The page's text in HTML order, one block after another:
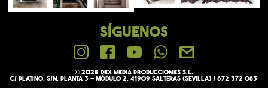
SÍGUENOS
© 2025 Dex media PRODUCCIONES S.L.
C/ Platino, s/n, Planta 3 - Módulo 2, 41909 Salteras (Sevilla) / 672 372 083